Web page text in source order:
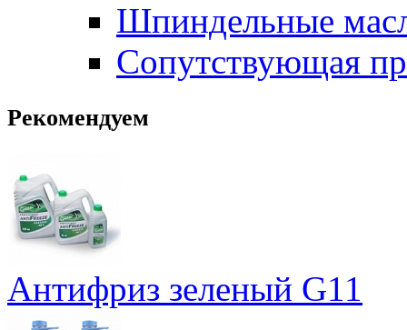
Шпиндельные
Сопутствующая
Рекомендуем
Антифриз зеленый G11